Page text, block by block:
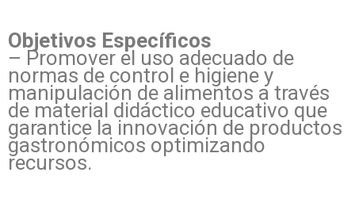
Objetivos Específicos
– Promover el uso adecuado de
normas de control e higiene y
manipulación de alimentos a través
de material didáctico educativo que
garantice la innovación de productos
gastronómicos optimizando
recursos.